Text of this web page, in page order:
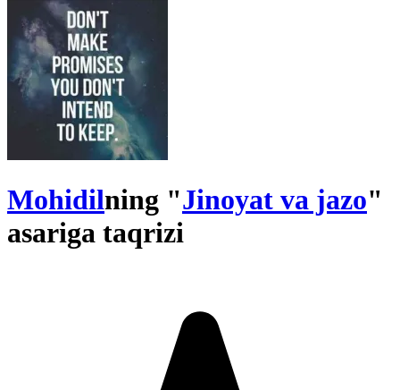
Mohidilning "Jinoyat va jazo"
asariga taqrizi